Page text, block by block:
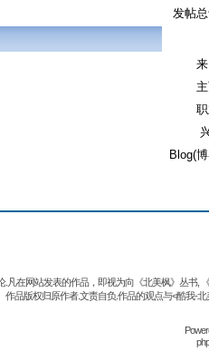
发帖
Blog(
在网站发表的作品，即视为向《北美枫》丛书,
作品版权归原作者.文责自负.作品的观点与<酷我-